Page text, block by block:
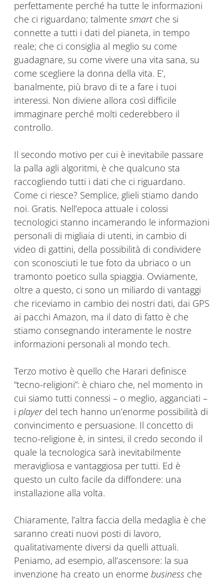
perfettamente perché ha tutte le informazioni
che ci riguardano; talmente smart che si
connette a tutti i dati del pianeta, in tempo
reale; che ci consiglia al meglio su come
guadagnare, su come vivere una vita sana, su
come scegliere la donna della vita. E’,
banalmente, più bravo di te a fare i tuoi
interessi. Non diviene allora così difficile
immaginare perché molti cederebbero il
controllo.
Il secondo motivo per cui è inevitabile passare
la palla agli algoritmi, è che qualcuno sta
raccogliendo tutti i dati che ci riguardano.
Come ci riesce? Semplice, glieli stiamo dando
noi. Gratis. Nell’epoca attuale i colossi
tecnologici stanno incamerando le informazioni
personali di migliaia di utenti, in cambio di
video di gattini, della possibilità di condividere
con sconosciuti le tue foto da ubriaco o un
tramonto poetico sulla spiaggia. Ovviamente,
oltre a questo, ci sono un miliardo di vantaggi
che riceviamo in cambio dei nostri dati, dai GPS
ai pacchi Amazon, ma il dato di fatto è che
stiamo consegnando interamente le nostre
informazioni personali al mondo tech.
Terzo motivo è quello che Harari definisce
“tecno-religioni”: è chiaro che, nel momento in
cui siamo tutti connessi – o meglio, agganciati –
i playerdel tech hanno un’enorme possibilità di
convincimento e persuasione. Il concetto di
tecno-religione è, in sintesi, il credo secondo il
quale la tecnologica sarà inevitabilmente
meravigliosa e vantaggiosa per tutti. Ed è
questo un culto facile da diffondere: una
installazione alla volta.
Chiaramente, l’altra faccia della medaglia è che
saranno creati nuovi posti di lavoro,
qualitativamente diversi da quelli attuali.
Peniamo, ad esempio, all’ascensore: la sua
invenzione ha creato un enorme business che